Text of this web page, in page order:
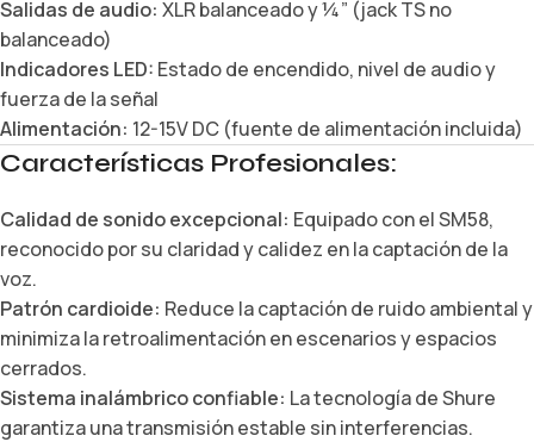
Salidas de audio: XLR balanceado y ¼” (jack TS no
balanceado)
Indicadores LED: Estado de encendido, nivel de audio y
fuerza de la señal
Alimentación: 12-15V DC (fuente de alimentación incluida)
Características Profesionales:
Calidad de sonido excepcional: Equipado con el SM58,
reconocido por su claridad y calidez en la captación de la
voz.
Patrón cardioide: Reduce la captación de ruido ambiental y
minimiza la retroalimentación en escenarios y espacios
cerrados.
Sistema inalámbrico confiable: La tecnología de Shure
garantiza una transmisión estable sin interferencias.